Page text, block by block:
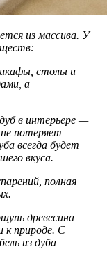
из массива. У
столы и
а
в интерьере —
потеряет
всегда будет
вкуса.
полная
древесина
к природе. С
из дуба